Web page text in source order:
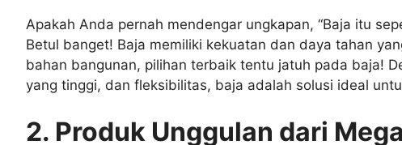
Apakah Anda pernah mendengar ungkapan, “Baja itu
Betul banget! Baja memiliki kekuatan dan daya tahan
bahan bangunan, pilihan terbaik tentu jatuh pada baja!
yang tinggi, dan fleksibilitas, baja adalah solusi ideal
2. Produk Unggulan dari